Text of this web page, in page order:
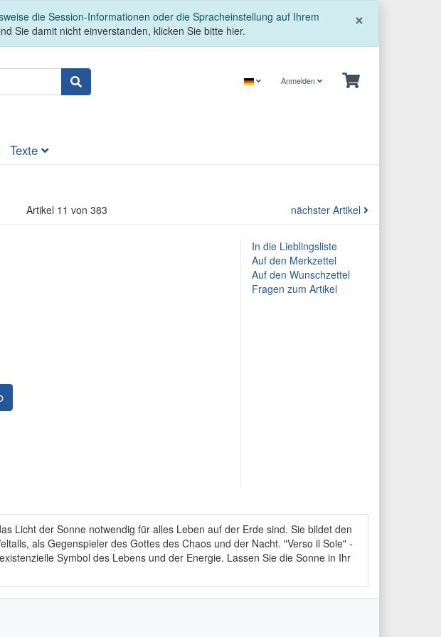
×
die Session-Informationen oder die Spracheinstellung auf Ihrem
Sie damit nicht einverstanden, klicken Sie bitte hier.
Anmelden
Texte
Artikel 11 von 383 nächster Artikel
In die Lieblingsliste
Auf den Merkzettel
Auf den Wunschzettel
Fragen zum Artikel
Licht der Sonne notwendig für alles Leben auf der Erde sind. Sie bildet den
als Gegenspieler des Gottes des Chaos und der Nacht. "Verso il Sole" -
Symbol des Lebens und der Energie. Lassen Sie die Sonne in Ihr